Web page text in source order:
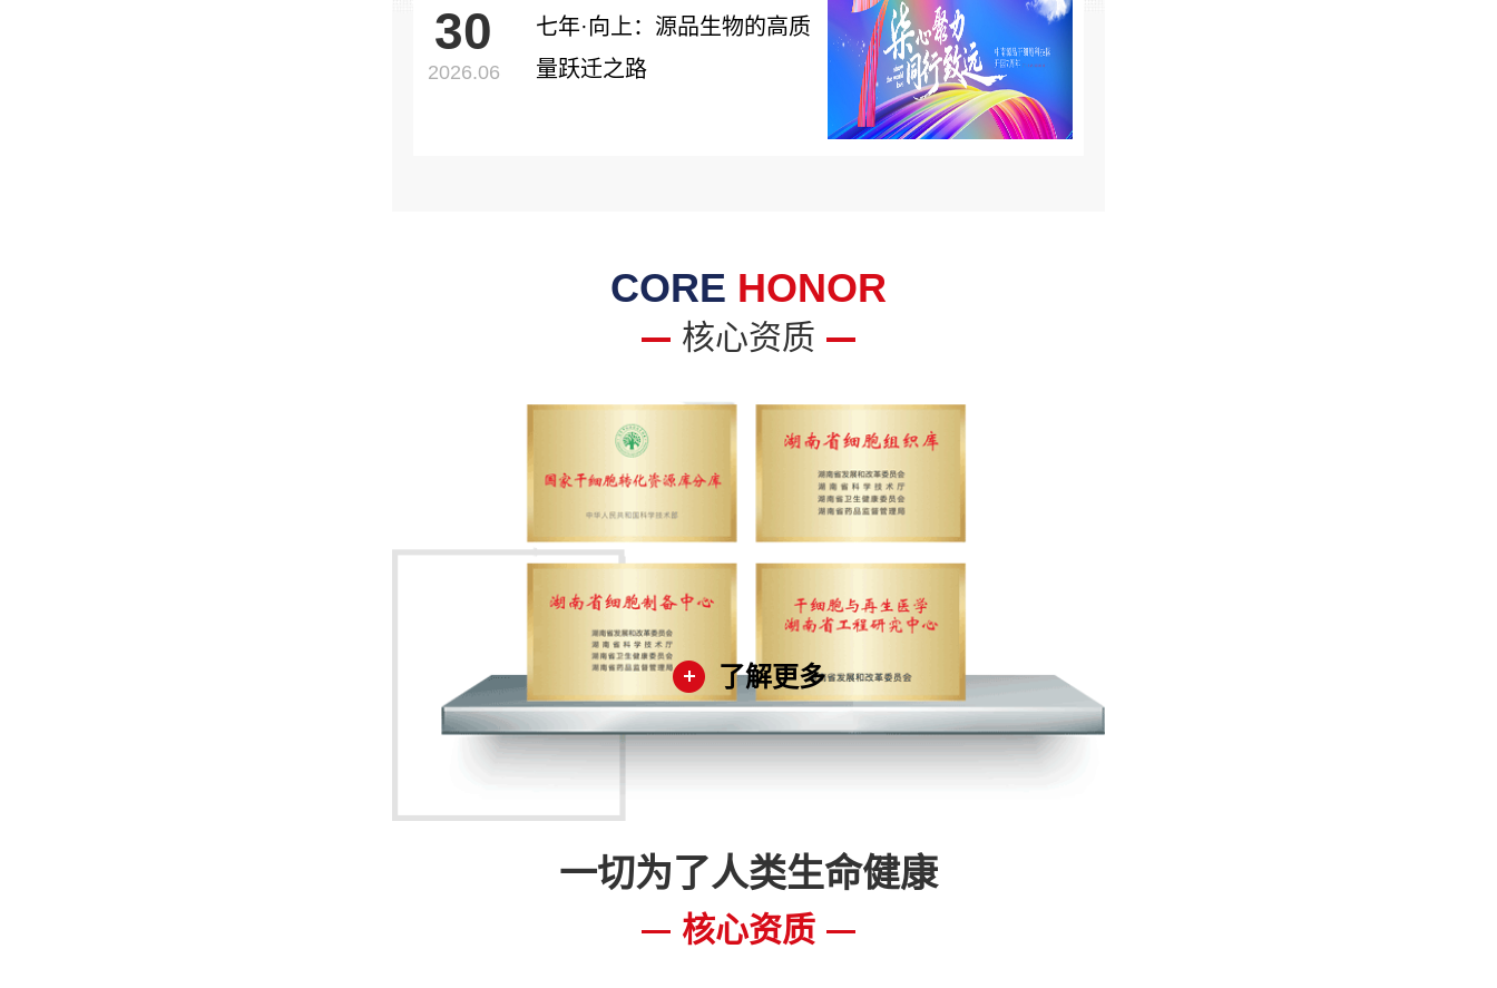
30
2026.06
七年·向上：源品生物的高质
量跃迁之路
CORE HONOR
核心资质
了解更多
一切为了人类生命健康
核心资质